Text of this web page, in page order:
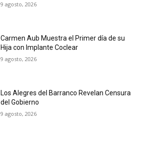
9 agosto, 2026
Carmen Aub Muestra el Primer día de su
Hija con Implante Coclear
9 agosto, 2026
Los Alegres del Barranco Revelan Censura
del Gobierno
9 agosto, 2026